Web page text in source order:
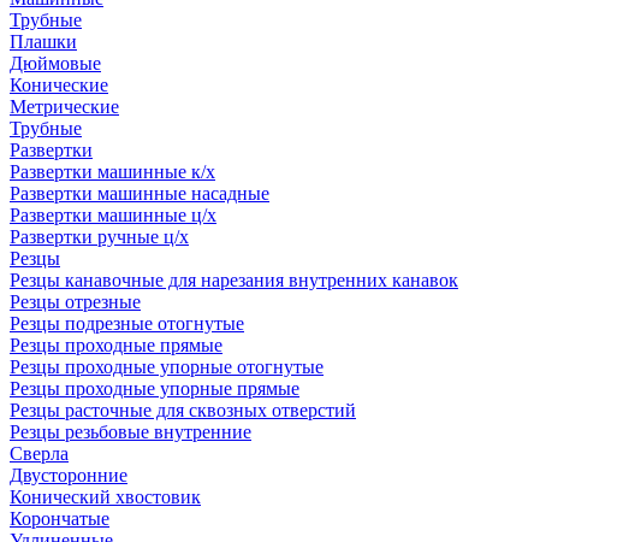
Трубные
Плашки
Дюймовые
Конические
Метрические
Трубные
Развертки
Развертки машинные к/х
Развертки машинные насадные
Развертки машинные ц/х
Развертки ручные ц/х
Резцы
Резцы канавочные для нарезания внутренних канавок
Резцы отрезные
Резцы подрезные отогнутые
Резцы проходные прямые
Резцы проходные упорные отогнутые
Резцы проходные упорные прямые
Резцы расточные для сквозных отверстий
Резцы резьбовые внутренние
Сверла
Двусторонние
Конический хвостовик
Корончатые